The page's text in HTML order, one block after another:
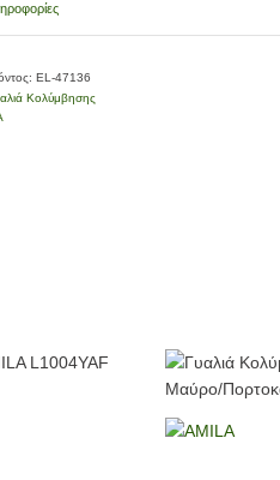
EL-47136
Κολύμβησης